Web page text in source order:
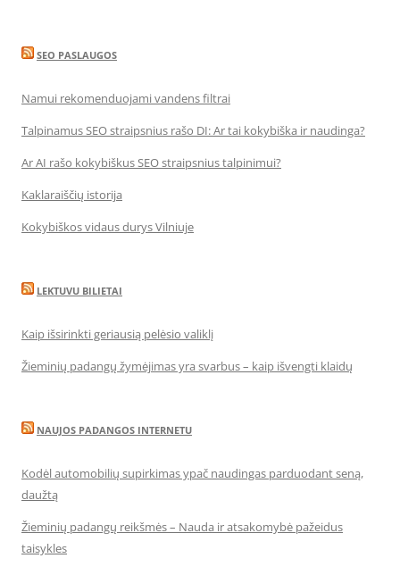
SEO PASLAUGOS
Namui rekomenduojami vandens filtrai
Talpinamus SEO straipsnius rašo DI: Ar tai kokybiška ir naudinga?
Ar AI rašo kokybiškus SEO straipsnius talpinimui?
Kaklaraiščių istorija
Kokybiškos vidaus durys Vilniuje
LEKTUVU BILIETAI
Kaip išsirinkti geriausią pelėsio valiklį
Žieminių padangų žymėjimas yra svarbus – kaip išvengti klaidų
NAUJOS PADANGOS INTERNETU
Kodėl automobilių supirkimas ypač naudingas parduodant seną,
daužtą
Žieminių padangų reikšmės – Nauda ir atsakomybė pažeidus
taisykles